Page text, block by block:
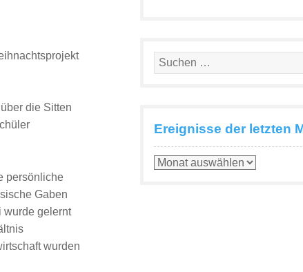
die Sitten
persönliche
Gaben
wurde gelernt
wurden
Ereignisse der letzten